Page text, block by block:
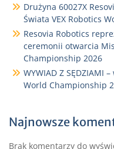
Drużyna 60027X
Świata VEX Robotics
Resovia Robotics
ceremonii otwarcia
Championship 2026
WYWIAD Z SĘDZIAMI
World Championship
Najnowsze
Brak komentarzy do